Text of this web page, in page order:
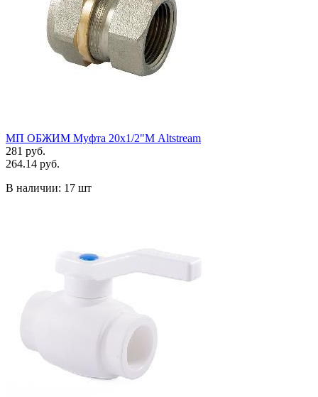
МП ОБЖИМ Муфта 20х1/2"М Altstream
281 руб.
264.14 руб.
В наличии: 17 шт